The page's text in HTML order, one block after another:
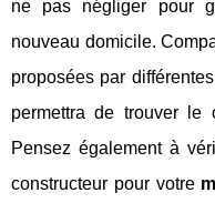
ne pas négliger pour
nouveau domicile.
proposées par
permettra de trouver le
Pensez également à
constructeur pour votre